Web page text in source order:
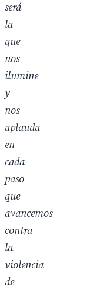
será
la
que
nos
ilumine
y
nos
aplauda
en
cada
paso
que
avancemos
contra
la
violencia
de